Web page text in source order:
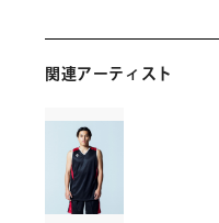
関連アーティスト